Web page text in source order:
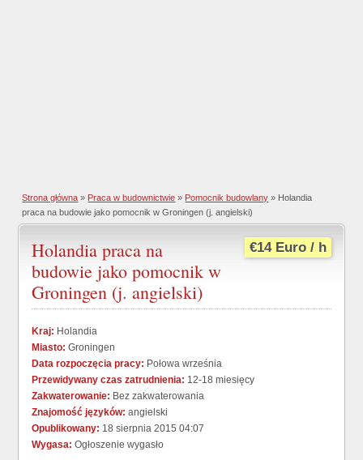
Strona główna » Praca w budownictwie » Pomocnik budowlany » Holandia
praca na budowie jako pomocnik w Groningen (j. angielski)
€14 Euro / h
Holandia praca na
budowie jako pomocnik w
Groningen (j. angielski)
Kraj: Holandia
Miasto: Groningen
Data rozpoczęcia pracy: Połowa września
Przewidywany czas zatrudnienia: 12-18 miesięcy
Zakwaterowanie: Bez zakwaterowania
Znajomość języków: angielski
Opublikowany: 18 sierpnia 2015 04:07
Wygasa: Ogłoszenie wygasło